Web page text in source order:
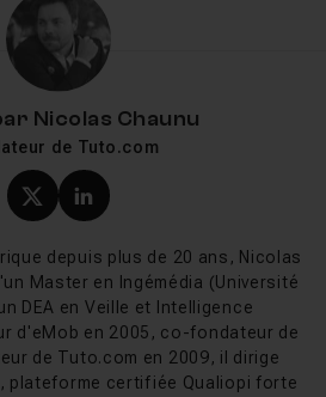
apprendre sur
d'apprentissage. Frédéric Lamy,
en école d'architecture,
complète sur les fondamentaux :
dessin de formes,
des calques et mise en page des
formateurs comme Marc Fauve
le catalogue avec des
versions récentes du logiciel,
d'AutoCAD 2024.
Nicolas Chaunu
de Tuto.com
Profil X (twitter) de
Profil LinkedIn de
depuis plus de 20 ans, Nicolas
Master en Ingémédia (Université
DEA en Veille et Intelligence
d'eMob en 2005, co-fondateur de
de Tuto.com en 2009, il dirige
plateforme certifiée Qualiopi forte